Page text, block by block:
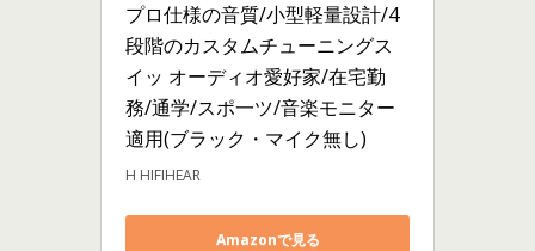
プロ仕様の音質/小型軽量設計/4
段階のカスタムチューニングス
イッ オーディオ愛好家/在宅勤
務/通学/スポ一ツ/音楽モニター
適用(ブラック・マイク無し)
H HIFIHEAR
Amazonで見る